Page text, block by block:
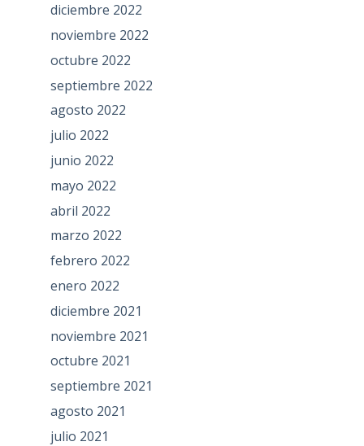
diciembre 2022
noviembre 2022
octubre 2022
septiembre 2022
agosto 2022
julio 2022
junio 2022
mayo 2022
abril 2022
marzo 2022
febrero 2022
enero 2022
diciembre 2021
noviembre 2021
octubre 2021
septiembre 2021
agosto 2021
julio 2021